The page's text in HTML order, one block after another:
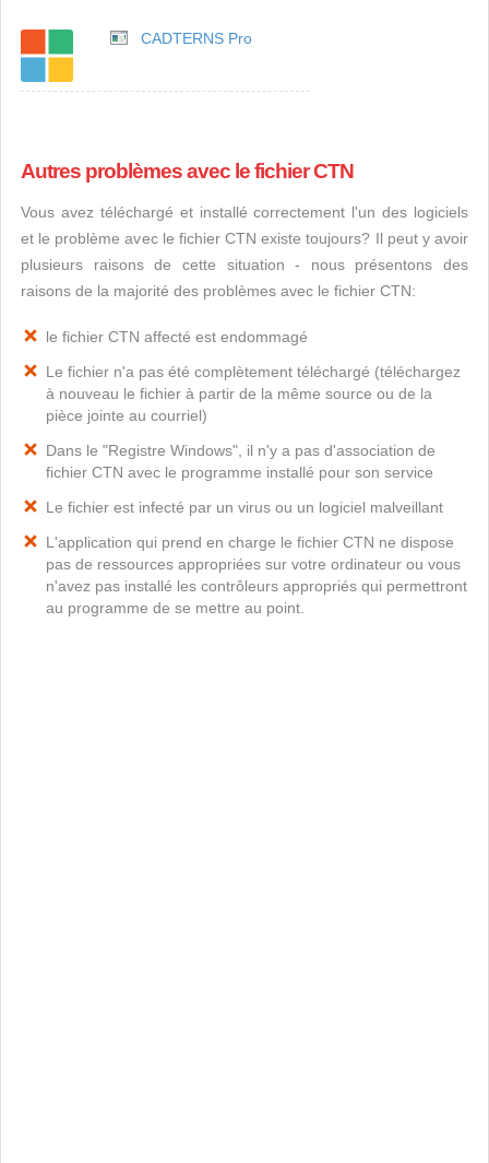
CADTERNS Pro
Autres problèmes avec le fichier CTN
Vous avez téléchargé et installé correctement l'un des logiciels
et le problème avec le fichier CTN existe toujours? Il peut y avoir
plusieurs raisons de cette situation - nous présentons des
raisons de la majorité des problèmes avec le fichier CTN:
le fichier CTN affecté est endommagé
Le fichier n'a pas été complètement téléchargé (téléchargez
à nouveau le fichier à partir de la même source ou de la
pièce jointe au courriel)
Dans le "Registre Windows", il n'y a pas d'association de
fichier CTN avec le programme installé pour son service
Le fichier est infecté par un virus ou un logiciel malveillant
L'application qui prend en charge le fichier CTN ne dispose
pas de ressources appropriées sur votre ordinateur ou vous
n'avez pas installé les contrôleurs appropriés qui permettront
au programme de se mettre au point.